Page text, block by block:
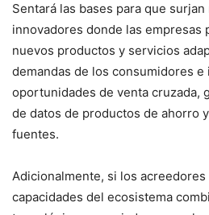
Sentará las bases para que
innovadores donde las empresas
nuevos productos y servicios
demandas de los consumidores e
oportunidades de venta cruzada,
de datos de productos de ahorro
fuentes.
Adicionalmente, si los acreedores
capacidades del ecosistema